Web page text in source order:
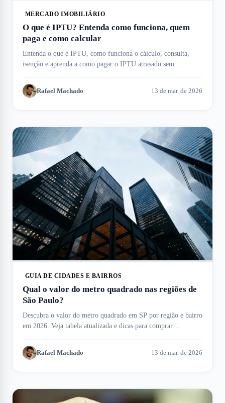
MERCADO IMOBILIÁRIO
O que é IPTU? Entenda como funciona, quem
paga e como calcular
Entenda o que é IPTU, como funciona o cálculo, consulta,
isenção e aprenda a como pagar o IPTU atrasado sem
Rafael Machado 13 de mar. de 2026
GUIA DE CIDADES E BAIRROS
Qual o valor do metro quadrado nas regiões de
São Paulo?
Descubra o valor do metro quadrado em SP por região e bairro
em 2026. Veja tabela atualizada e dicas para comprar
Rafael Machado 13 de mar. de 2026